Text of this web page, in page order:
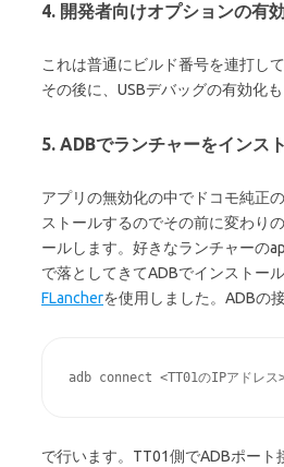
4. 開発者向けオプションの有
これは普通にビルド番号を連打し
その後に、USBデバッグの有効化も
5. ADBでランチャーをインス
アプリの無効化の中でドコモ純正
ストールするのでその前に変わり
ールします。好きなランチャーの
で落としてきてADBでインストー
FLancherを使用しました。ADBの
adb connect <TT01のIPアドレス
で行います。TT01側でADBポート